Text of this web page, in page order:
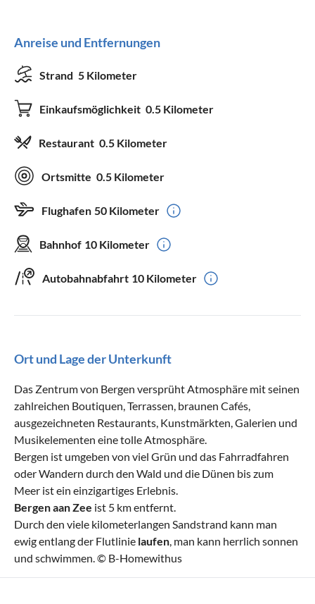
Anreise und Entfernungen
Strand 5 Kilometer
Einkaufsmöglichkeit 0.5 Kilometer
Restaurant 0.5 Kilometer
Ortsmitte 0.5 Kilometer
Flughafen 50 Kilometer
Bahnhof 10 Kilometer
Autobahnabfahrt 10 Kilometer
Ort und Lage der Unterkunft
Das Zentrum von Bergen versprüht Atmosphäre mit seinen
zahlreichen Boutiquen, Terrassen, braunen Cafés,
ausgezeichneten Restaurants, Kunstmärkten, Galerien und
Musikelementen eine tolle Atmosphäre.
Bergen ist umgeben von viel Grün und das Fahrradfahren
oder Wandern durch den Wald und die Dünen bis zum
Meer ist ein einzigartiges Erlebnis.
Bergen aan Zee ist 5 km entfernt.
Durch den viele kilometerlangen Sandstrand kann man
ewig entlang der Flutlinie laufen , man kann herrlich sonnen
und schwimmen. © B-Homewithus